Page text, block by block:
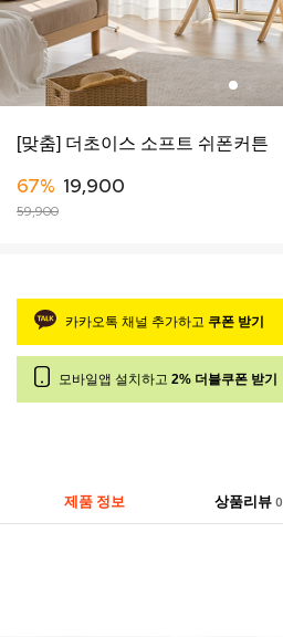
[맞춤] 더초이스 소프트 쉬폰커튼
67% 19,900
59,900
카카오톡 채널 추가하고 쿠폰 받기
모바일앱 설치하고 2% 더블쿠폰 받기
제품 정보 상품리뷰 0